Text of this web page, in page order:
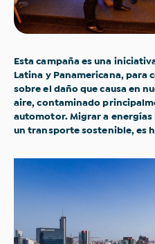
Esta campaña es una
Latina y Panamericana, para
sobre el daño que causa en
aire, contaminado
automotor. Migrar a energías
un transporte sostenible, es